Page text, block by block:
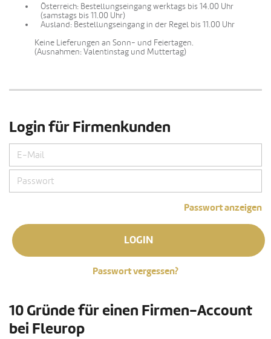
Österreich: Bestellungseingang werktags bis 14.00 Uhr
(samstags bis 11.00 Uhr)
Ausland: Bestellungseingang in der Regel bis 11.00 Uhr
Keine Lieferungen an Sonn- und Feiertagen.
(Ausnahmen: Valentinstag und Muttertag)
Login für Firmenkunden
Passwort anzeigen
LOGIN
Passwort vergessen?
10 Gründe für einen Firmen-Account
bei Fleurop